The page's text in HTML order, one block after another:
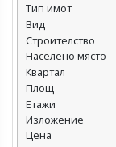
Тип имот
Вид
Строителство
Населено място
Квартал
Площ
Етажи
Изложение
Цена